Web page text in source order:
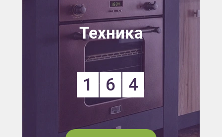
Техника
1 6 4